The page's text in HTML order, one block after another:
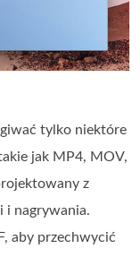
tylko niektóre
jak MP4, MOV,
z
i nagrywania.
aby przechwycić